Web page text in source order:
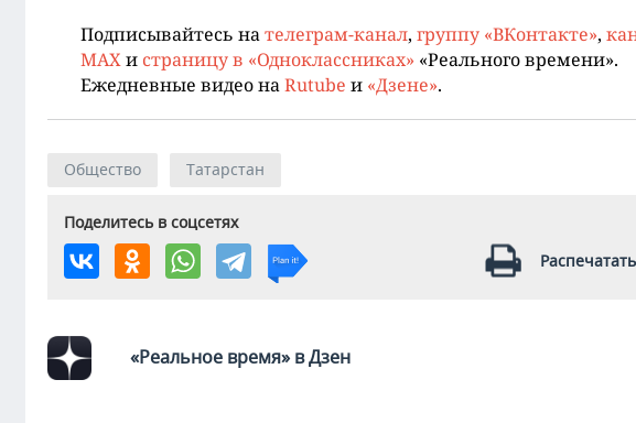
Подписывайтесь на телеграм-канал, группу «ВКонтакте»,
MAX и страницу в «Одноклассниках» «Реального времени».
Ежедневные видео на Rutube и «Дзене».
Общество Татарстан
Поделитесь в соцсетях
«Реальное время» в Дзен